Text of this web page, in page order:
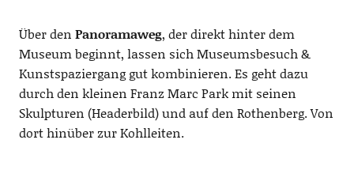
Über den Panoramaweg, der direkt hinter dem
Museum beginnt, lassen sich Museumsbesuch &
Kunstspaziergang gut kombinieren. Es geht dazu
durch den kleinen Franz Marc Park mit seinen
Skulpturen (Headerbild) und auf den Rothenberg. Von
dort hinüber zur Kohlleiten.